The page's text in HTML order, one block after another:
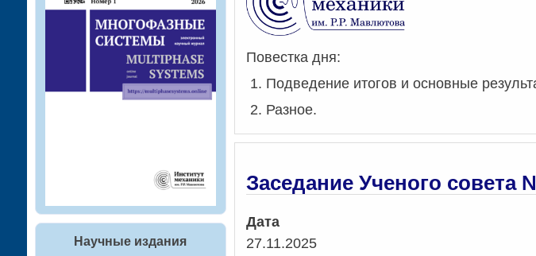
Повестка дня:
Подведение итогов и основные
Разное.
Заседание Ученого совета
Дата
27.11.2025
Научные издания